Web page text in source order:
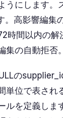
うにします。
。高影響編集
時間以内の解
集の自動拒否。
の
単位で表され
ルを定義しま